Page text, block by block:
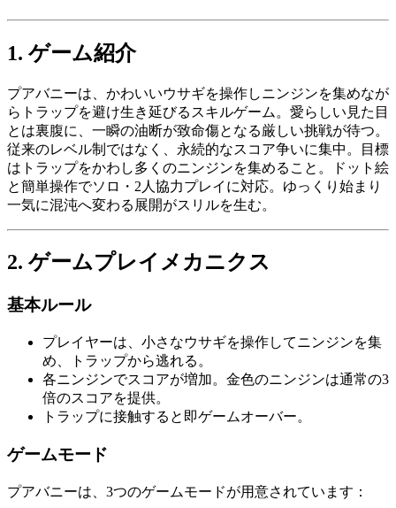
1. ゲーム紹介
プアバニーは、かわいいウサギを操作しニンジンを集めなが
らトラップを避け生き延びるスキルゲーム。愛らしい見た目
とは裏腹に、一瞬の油断が致命傷となる厳しい挑戦が待つ。
従来のレベル制ではなく、永続的なスコア争いに集中。目標
はトラップをかわし多くのニンジンを集めること。ドット絵
と簡単操作でソロ・2人協力プレイに対応。ゆっくり始まり
一気に混沌へ変わる展開がスリルを生む。
2. ゲームプレイメカニクス
基本ルール
プレイヤーは、小さなウサギを操作してニンジンを集
め、トラップから逃れる。
各ニンジンでスコアが増加。金色のニンジンは通常の3
倍のスコアを提供。
トラップに接触すると即ゲームオーバー。
ゲームモード
プアバニーは、3つのゲームモードが用意されています：